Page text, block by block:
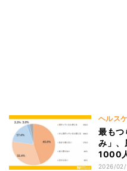
ヘルス
最もつ
み」、
1000
2026/02/